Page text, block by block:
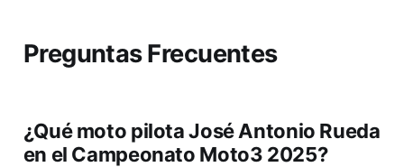
Preguntas Frecuentes
¿Qué moto pilota José Antonio Rueda
en el Campeonato Moto3 2025?